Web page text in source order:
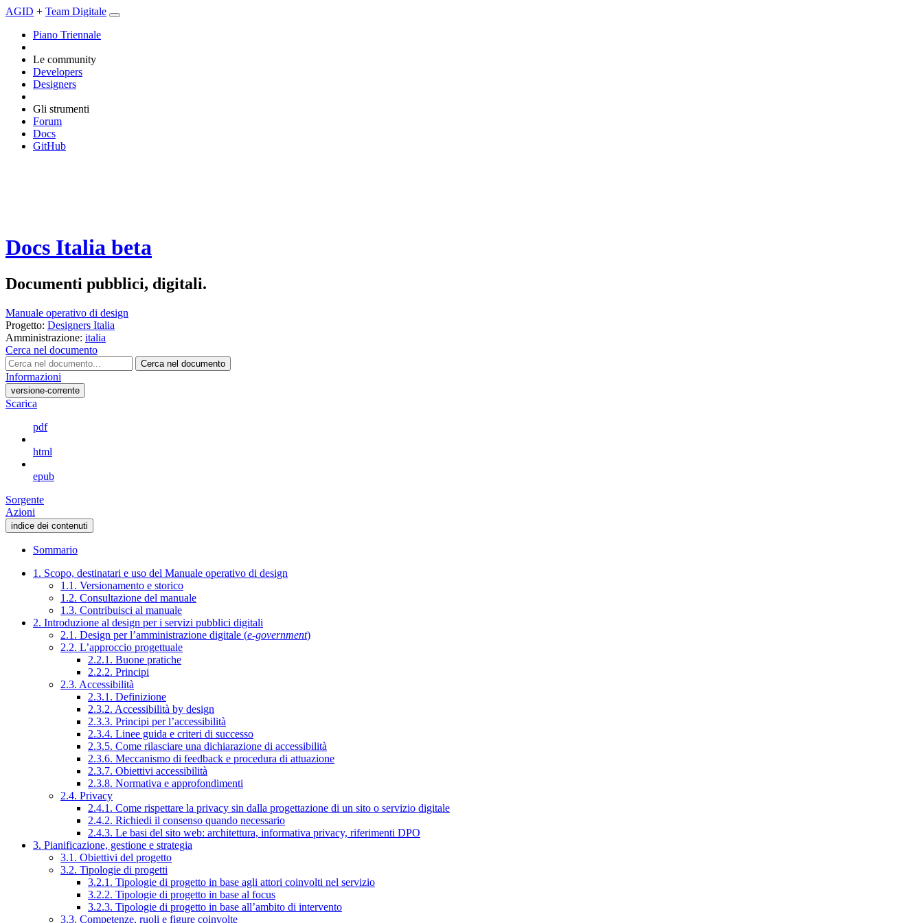
AGID + Team Digitale
Piano Triennale
Le community
Developers
Designers
Gli strumenti
Forum
Docs
GitHub
Docs Italia beta
Documenti pubblici, digitali.
Manuale operativo di design
Progetto: Designers Italia
Amministrazione: italia
Cerca nel documento
Cerca nel documento
Informazioni
versione-corrente
Scarica
pdf
html
epub
Sorgente
Azioni
indice dei contenuti
Sommario
1. Scopo, destinatari e uso del Manuale operativo di design
1.1. Versionamento e storico
1.2. Consultazione del manuale
1.3. Contribuisci al manuale
2. Introduzione al design per i servizi pubblici digitali
2.1. Design per l’amministrazione digitale (e-government)
2.2. L’approccio progettuale
2.2.1. Buone pratiche
2.2.2. Principi
2.3. Accessibilità
2.3.1. Definizione
2.3.2. Accessibilità by design
2.3.3. Principi per l’accessibilità
2.3.4. Linee guida e criteri di successo
2.3.5. Come rilasciare una dichiarazione di accessibilità
2.3.6. Meccanismo di feedback e procedura di attuazione
2.3.7. Obiettivi accessibilità
2.3.8. Normativa e approfondimenti
2.4. Privacy
2.4.1. Come rispettare la privacy sin dalla progettazione di un sito o servizio digitale
2.4.2. Richiedi il consenso quando necessario
2.4.3. Le basi del sito web: architettura, informativa privacy, riferimenti DPO
3. Pianificazione, gestione e strategia
3.1. Obiettivi del progetto
3.2. Tipologie di progetti
3.2.1. Tipologie di progetto in base agli attori coinvolti nel servizio
3.2.2. Tipologie di progetto in base al focus
3.2.3. Tipologie di progetto in base all’ambito di intervento
3.3. Competenze, ruoli e figure coinvolte